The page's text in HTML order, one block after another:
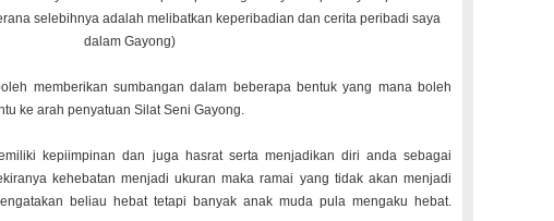
selebihnya adalah melibatkan keperibadian dan cerita peribadi saya
dalam Gayong)
memberikan sumbangan dalam beberapa bentuk yang mana boleh
ke arah penyatuan Silat Seni Gayong.
kepiimpinan dan juga hasrat serta menjadikan diri anda sebagai
kehebatan menjadi ukuran maka ramai yang tidak akan menjadi
beliau hebat tetapi banyak anak muda pula mengaku hebat.